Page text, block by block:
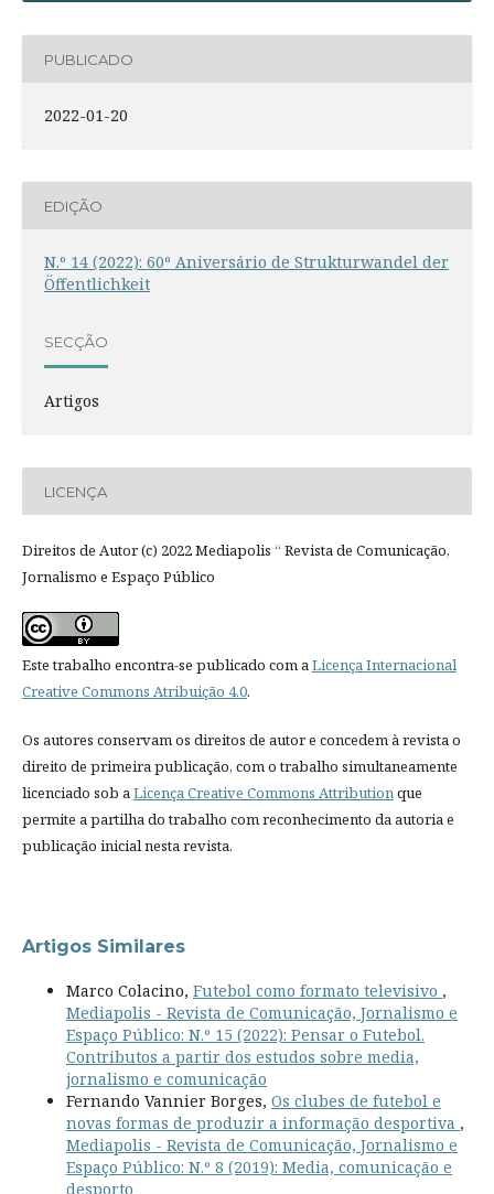
PUBLICADO
2022-01-20
EDIÇÃO
N.º 14 (2022): 60º Aniversário de Strukturwandel der
Öffentlichkeit
SECÇÃO
Artigos
LICENÇA
Direitos de Autor (c) 2022 Mediapolis “ Revista de Comunicação,
Jornalismo e Espaço Público
Este trabalho encontra-se publicado com aLicença Internacional
Creative Commons Atribuição 4.0.
Os autores conservam os direitos de autor e concedem à revista o
direito de primeira publicação, com o trabalho simultaneamente
licenciado sob aLicença Creative Commons Attributionque
permite a partilha do trabalho com reconhecimento da autoria e
publicação inicial nesta revista.
Artigos Similares
Marco Colacino, Futebol como formato televisivo ,
Mediapolis - Revista de Comunicação, Jornalismo e
Espaço Público: N.º 15 (2022): Pensar o Futebol.
Contributos a partir dos estudos sobre media,
jornalismo e comunicação
Fernando Vannier Borges, Os clubes de futebol e
novas formas de produzir a informação desportiva ,
Mediapolis - Revista de Comunicação, Jornalismo e
Espaço Público: N.º 8 (2019): Media, comunicação e
desporto